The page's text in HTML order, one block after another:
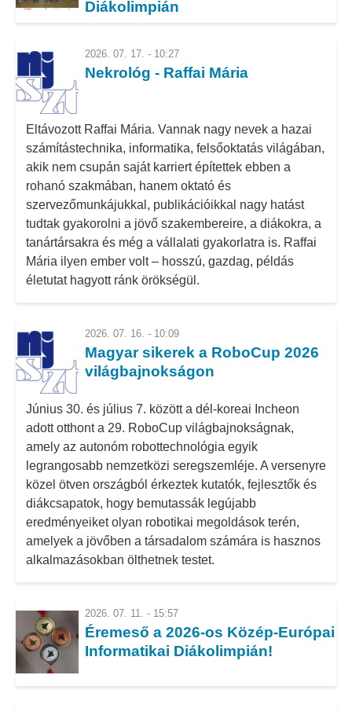
Diákolimpián
2026. 07. 17. - 10:27
Nekrológ - Raffai Mária
Eltávozott Raffai Mária. Vannak nagy nevek a hazai
számítástechnika, informatika, felsőoktatás világában,
akik nem csupán saját karriert építettek ebben a
rohanó szakmában, hanem oktató és
szervezőmunkájukkal, publikációikkal nagy hatást
tudtak gyakorolni a jövő szakembereire, a diákokra, a
tanártársakra és még a vállalati gyakorlatra is. Raffai
Mária ilyen ember volt – hosszú, gazdag, példás
életutat hagyott ránk örökségül.
2026. 07. 16. - 10:09
Magyar sikerek a RoboCup 2026
világbajnokságon
Június 30. és július 7. között a dél-koreai Incheon
adott otthont a 29. RoboCup világbajnokságnak,
amely az autonóm robottechnológia egyik
legrangosabb nemzetközi seregszemléje. A versenyre
közel ötven országból érkeztek kutatók, fejlesztők és
diákcsapatok, hogy bemutassák legújabb
eredményeiket olyan robotikai megoldások terén,
amelyek a jövőben a társadalom számára is hasznos
alkalmazásokban ölthetnek testet.
2026. 07. 11. - 15:57
Éremeső a 2026-os Közép-Európai
Informatikai Diákolimpián!